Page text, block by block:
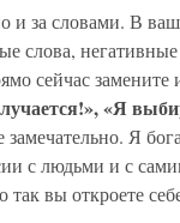
и за словами. В
слова,
сейчас замените
«Я
Я
с людьми и с
вы откроете